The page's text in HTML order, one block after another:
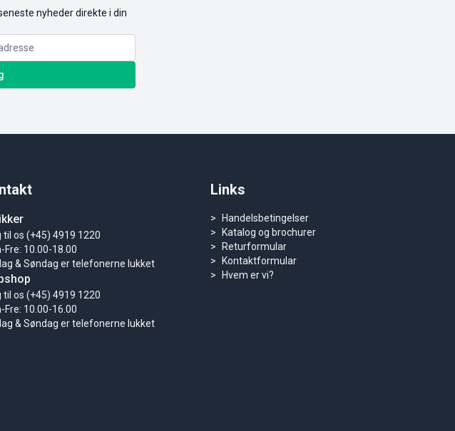
nyheder direkte i din
til os (+45) 4919 1220
Fre: 10.00-18.00
& Søndag er telefonerne lukket
til os (+45) 4919 1220
Fre: 10.00-16.00
& Søndag er telefonerne lukket
Links
Handelsbetingelser
Katalog og brochurer
Returformular
Kontaktformular
Hvem er vi?